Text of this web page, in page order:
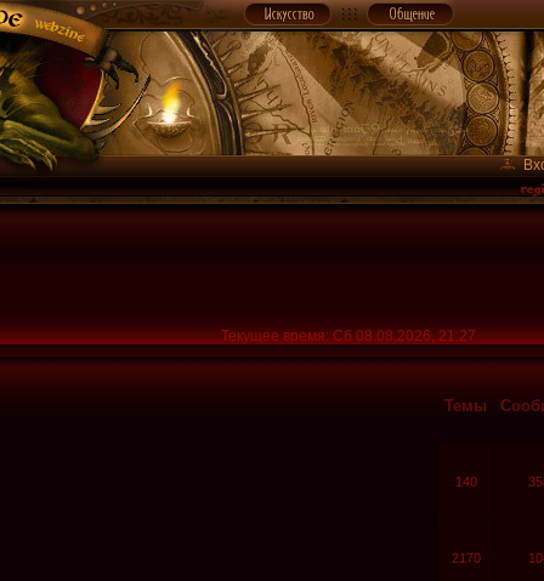
Текущее время: Сб 08.08.2026, 21:27
Темы
140
2170